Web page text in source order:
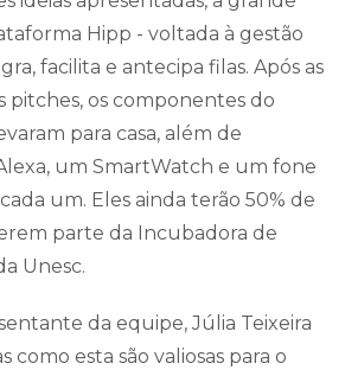
Hipp - voltada à gestão
facilita e antecipa filas. Após as
pitches, os componentes do
para casa, além de
um SmartWatch e um fone
um. Eles ainda terão 50% de
parte da Incubadora de
Unesc.
da equipe, Júlia Teixeira
como esta são valiosas para o